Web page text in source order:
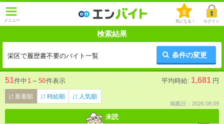
メニュー
0
気になる！ ログイン
検索結果
栄区で履歴書不要のバイト一覧 条件の変更
51件中1 ～ 50件表示 平均時給: 1,681 円
新着順 時給順 人気順
掲載日：2026.08.09
未読